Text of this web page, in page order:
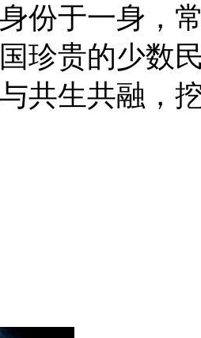
份于一身，
珍贵的少数
共生共融，